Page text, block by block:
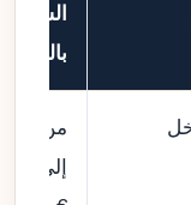
السعر
باليورو